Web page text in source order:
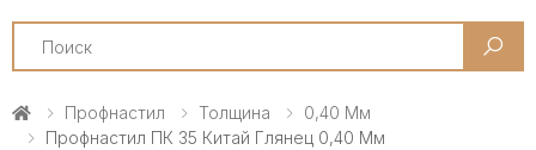
Search
Профнастил Толщина
0,40 Мм
Профнастил ПК 35 Китай Глянец 0,40 Мм